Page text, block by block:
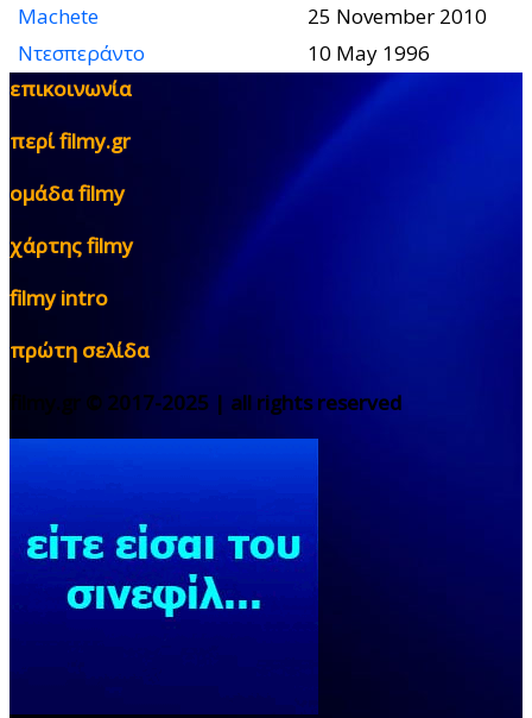
Machete
25 November 2010
Ντεσπεράντο
10 May 1996
επικοινωνία
περί filmy.gr
ομάδα filmy
χάρτης filmy
filmy intro
πρώτη σελίδα
filmy.gr © 2017-2025 | all rights reserved